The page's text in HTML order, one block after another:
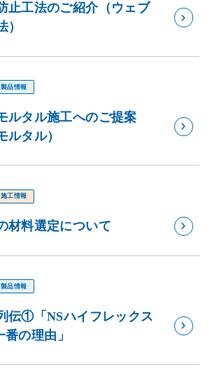
止工法のご紹介（ウェブ
）
製品情報
ルタル施工へのご提案
ルタル）
施工情報
材料選定について
製品情報
伝①「NSハイフレックス
の理由」